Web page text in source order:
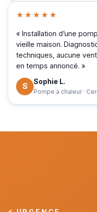
★★★★★
« Installation d’une
vieille maison.
techniques, aucune
en temps annoncé. »
S Sophie L.
Pompe à chaleur ·